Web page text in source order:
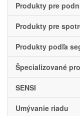
Produkty pre
Produkty pre
Produkty podľa
Špecializované
SENSI
Umývanie riadu